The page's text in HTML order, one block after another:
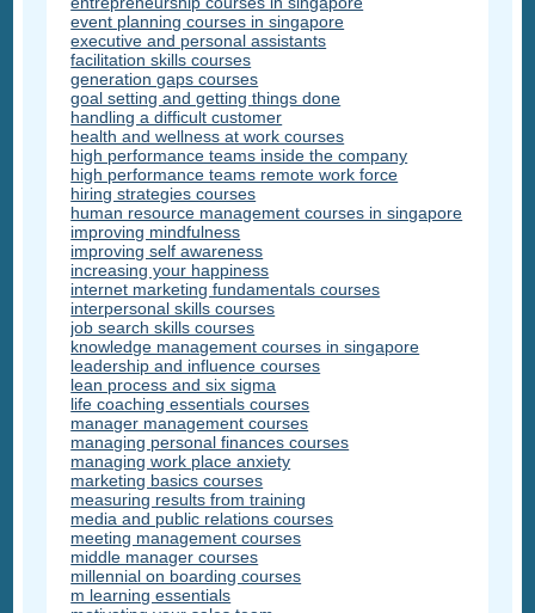
event planning courses in singapore
executive and personal assistants
facilitation skills courses
generation gaps courses
goal setting and getting things done
handling a difficult customer
health and wellness at work courses
high performance teams inside the company
high performance teams remote work force
hiring strategies courses
human resource management courses in singapore
improving mindfulness
improving self awareness
increasing your happiness
internet marketing fundamentals courses
interpersonal skills courses
job search skills courses
knowledge management courses in singapore
leadership and influence courses
lean process and six sigma
life coaching essentials courses
manager management courses
managing personal finances courses
managing work place anxiety
marketing basics courses
measuring results from training
media and public relations courses
meeting management courses
middle manager courses
millennial on boarding courses
m learning essentials